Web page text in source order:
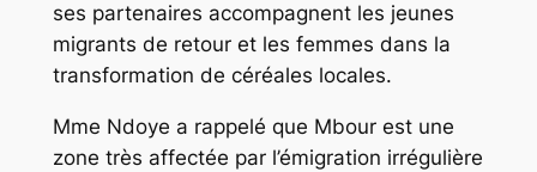
ses partenaires accompagnent les jeunes
migrants de retour et les femmes dans la
transformation de céréales locales.
Mme Ndoye a rappelé que Mbour est une
zone très affectée par l’émigration irrégulière